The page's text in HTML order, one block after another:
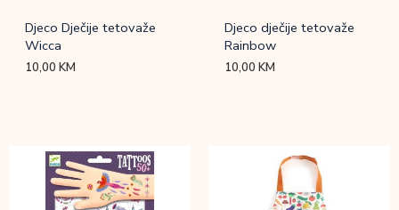
Djeco Dječije tetovaže
Wicca
10,00KM
Djeco dječije tetovaže
Rainbow
10,00KM